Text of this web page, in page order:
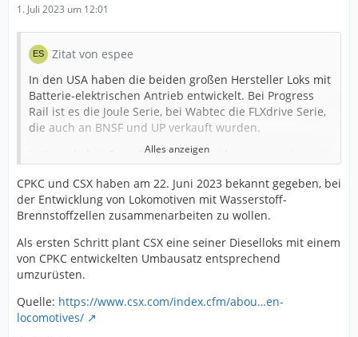
1. Juli 2023 um 12:01
Zitat von espee
In den USA haben die beiden großen Hersteller Loks mit
Batterie-elektrischen Antrieb entwickelt. Bei Progress
Rail ist es die Joule Serie, bei Wabtec die FLXdrive Serie,
die auch an BNSF und UP verkauft wurden.
In Kanada hat Canadian Pacific jetzt begonnen, eine mit
Lokomotive, CP 1001, zu testen. Bei CP 1001 handelt sich
um eine umgebaute SD40-2F, bei der Dieselmotor und
Alternator entfernt und durch Ballard Brennstoffzellen
mit 1,2 MW Leistung und Leclanché SA Lithium-Ionen
Batterien aus europäischer Fertigung mit 1,3 MWh
ersetzt wurden.
Die Batterien werden im Betrieb durch die
Brennstoffzellen und Bremsstrom geladen. Die
Batterien liefern der Strom für die Fahrmotoren.
Alles anzeigen
CPKC und CSX haben am 22. Juni 2023 bekannt gegeben, bei
der Entwicklung von Lokomotiven mit Wasserstoff-
Brennstoffzellen zusammenarbeiten zu wollen.
Als ersten Schritt plant CSX eine seiner Dieselloks mit einem
von CPKC entwickelten Umbausatz entsprechend
umzurüsten.
Quelle: https://www.csx.com/index.cfm/abou…en-
locomotives/